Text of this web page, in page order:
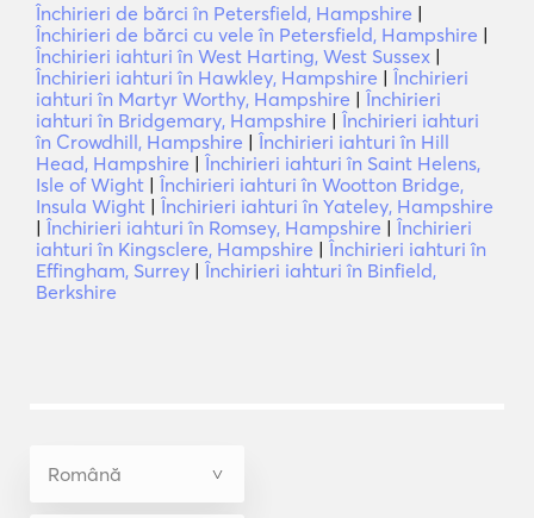
Închirieri de bărci în Petersfield, Hampshire |
Închirieri de bărci cu vele în Petersfield, Hampshire |
Închirieri iahturi în West Harting, West Sussex |
Închirieri iahturi în Hawkley, Hampshire | Închirieri
iahturi în Martyr Worthy, Hampshire | Închirieri
iahturi în Bridgemary, Hampshire | Închirieri iahturi
în Crowdhill, Hampshire | Închirieri iahturi în Hill
Head, Hampshire | Închirieri iahturi în Saint Helens,
Isle of Wight | Închirieri iahturi în Wootton Bridge,
Insula Wight | Închirieri iahturi în Yateley, Hampshire
| Închirieri iahturi în Romsey, Hampshire | Închirieri
iahturi în Kingsclere, Hampshire | Închirieri iahturi în
Effingham, Surrey | Închirieri iahturi în Binfield,
Berkshire